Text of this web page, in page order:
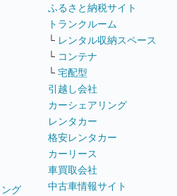
グ
ふるさと納税サイト
トランクルーム
└ レンタル収納スペース
└ コンテナ
└ 宅配型
引越し会社
カーシェアリング
レンタカー
格安レンタカー
カーリース
車買取会社
中古車情報サイト